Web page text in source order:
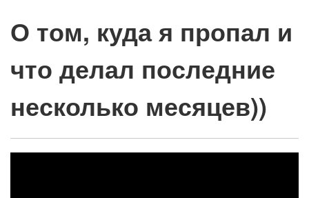
О том, куда я пропал и
что делал последние
несколько месяцев))